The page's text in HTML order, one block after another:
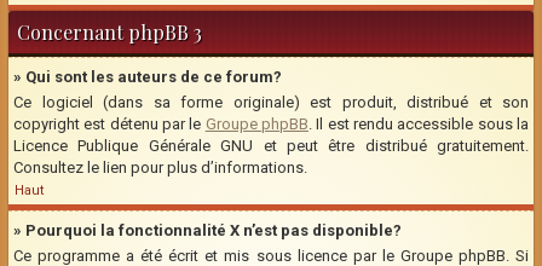
Concernant phpBB 3
» Qui sont les auteurs de ce forum?
Ce logiciel (dans sa forme originale) est produit, distribué et son
copyright est détenu par le Groupe phpBB. Il est rendu accessible sous la
Licence Publique Générale GNU et peut être distribué gratuitement.
Consultez le lien pour plus d’informations.
Haut
» Pourquoi la fonctionnalité X n’est pas disponible?
Ce programme a été écrit et mis sous licence par le Groupe phpBB. Si